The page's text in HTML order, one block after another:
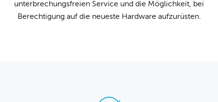
unterbrechungsfreien Service und die Möglichkeit, bei
Berechtigung auf die neueste Hardware aufzurüsten.